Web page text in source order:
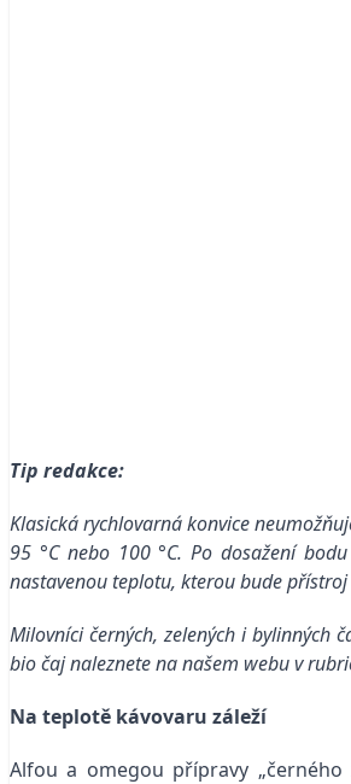
Tip redakce:
Klasická rychlovarná konvice
95 °C nebo 100 °C. Po dosažení
nastavenou teplotu, kterou bude
Milovníci černých, zelených i bylinných
bio čaj naleznete na našem webu v
Na teplotě kávovaru záleží
Alfou a omegou přípravy